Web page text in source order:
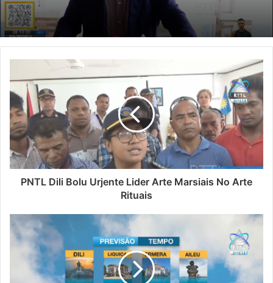
PNTL Dili Bolu Urjente Lider Arte Marsiais No Arte
Rituais